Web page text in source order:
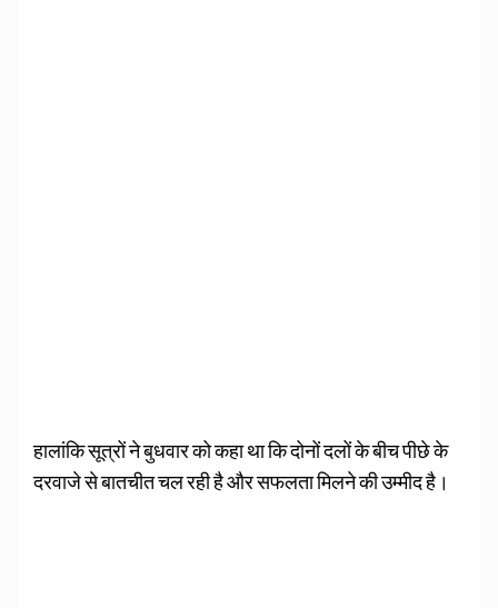
हालांकि सूत्रों ने बुधवार को कहा था कि दोनों दलों के बीच पीछे के
दरवाजे से बातचीत चल रही है और सफलता मिलने की उम्मीद है।